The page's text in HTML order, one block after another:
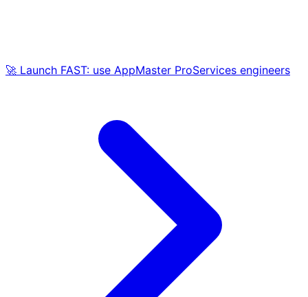
🚀 Launch FAST: use AppMaster ProServices engineers